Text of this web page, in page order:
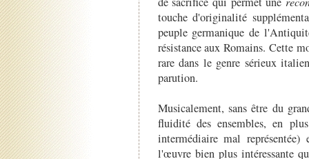
touche d'originalité
peuple germanique de
résistance aux Romains. Cette
rare dans le genre sérieux
parution.
Musicalement, sans être du
fluidité des ensembles, en
intermédiaire mal représentée)
l'œuvre bien plus intéressante